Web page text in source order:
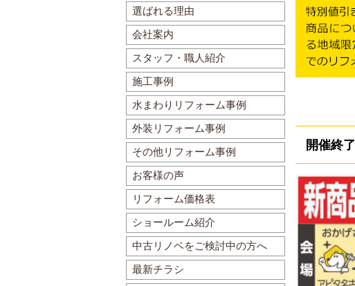
開催終了
選ばれる理由
会社案内
スタッフ・職人紹介
施工事例
水まわりリフォーム事例
外装リフォーム事例
その他リフォーム事例
お客様の声
リフォーム価格表
ショールーム紹介
中古リノベをご検討中の方へ
最新チラシ